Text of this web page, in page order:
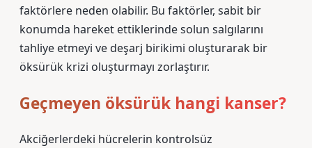
faktörlere neden olabilir. Bu faktörler, sabit bir
konumda hareket ettiklerinde solun salgılarını
tahliye etmeyi ve deşarj birikimi oluşturarak bir
öksürük krizi oluşturmayı zorlaştırır.
Geçmeyen öksürük hangi kanser?
Akciğerlerdeki hücrelerin kontrolsüz